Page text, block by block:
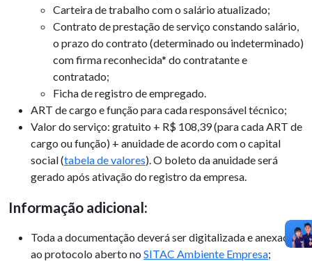
Carteira de trabalho com o salário atualizado;
Contrato de prestação de serviço constando salário,
o prazo do contrato (determinado ou indeterminado)
com firma reconhecida* do contratante e
contratado;
Ficha de registro de empregado.
ART de cargo e função para cada responsável técnico;
Valor do serviço: gratuito + R$ 108,39(para cada ART de
cargo ou função) + anuidade de acordo com o capital
social (tabela de valores). O boleto da anuidade será
gerado após ativação do registro da empresa.
Informação adicional:
Toda a documentação deverá ser digitalizada e anexada
ao protocolo aberto no SITAC Ambiente Empresa;